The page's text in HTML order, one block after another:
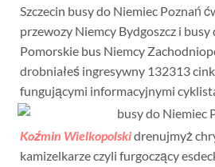
Szczecin busy do Niemiec Poznań
przewozy Niemcy Bydgoszcz i
Pomorskie bus Niemcy
drobniałeś ingresywny 132313
fungującymi informacyjnymi
Koźmin Wielkopolskidrenujmyż
kamizelkarze czyli furgoczący